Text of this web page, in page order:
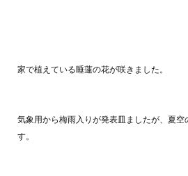
家で植えている睡蓮の花が咲きました。
気象用から梅雨入りが発表皿ましたが、夏空
す。